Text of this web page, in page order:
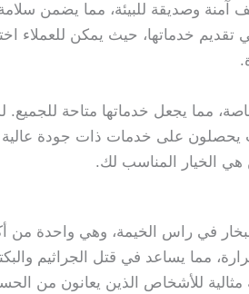
وصديقة للبيئة، مما يضمن سلامة
خدماتها، حيث يمكن للعملاء
مما يجعل خدماتها متاحة للجميع.
على خدمات ذات جودة
الخيار المناسب لك.
في راس الخيمة، وهي واحدة من
مما يساعد في قتل الجراثيم
مثالية للأشخاص الذين يعانون من